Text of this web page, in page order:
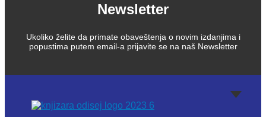
Newsletter
Ukoliko želite da primate obaveštenja o novim izdanjima i
popustima putem email-a prijavite se na naš Newsletter